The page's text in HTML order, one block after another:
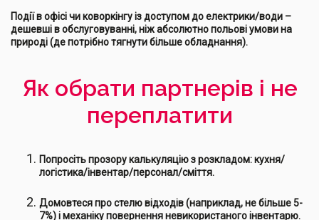
Події в офісі чи коворкінгу із доступом до електрики/води –
дешевші в обслуговуванні, ніж абсолютно польові умови на
природі (де потрібно тягнути більше обладнання).
Як обрати партнерів і не
переплатити
Попросіть прозору калькуляцію з розкладом: кухня/
логістика/інвентар/персонал/сміття.
Домовтеся про стелю відходів (наприклад, не більше 5-
7%) і механіку повернення невикористаного інвентарю.